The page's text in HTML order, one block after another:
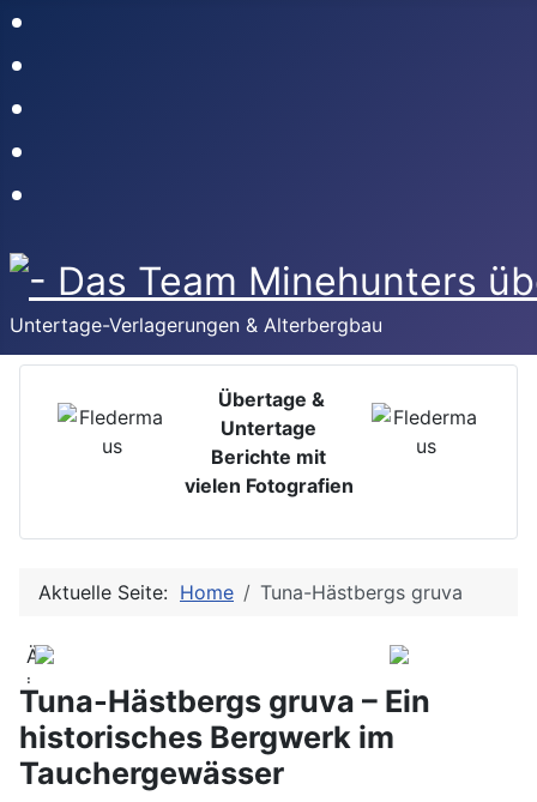
Untertage-Verlagerungen & Alterbergbau
Übertage &
Untertage
Berichte mit
vielen Fotografien
Aktuelle Seite: Home Tuna-Hästbergs gruva
Äventyrsgruvan
i
Tuna-
Hästberg:
Die
Tuna-Hästbergs gruva – Ein
historisches Bergwerk im
Tauchergewässer